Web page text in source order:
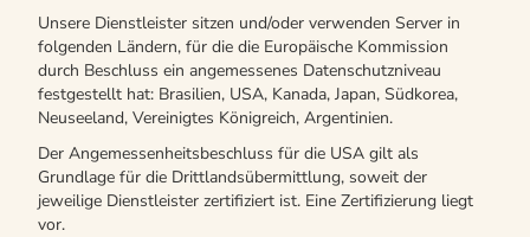
Unsere Dienstleister sitzen und/oder verwenden Server in
folgenden Ländern, für die die Europäische Kommission
durch Beschluss ein angemessenes Datenschutzniveau
festgestellt hat: Brasilien, USA, Kanada, Japan, Südkorea,
Neuseeland, Vereinigtes Königreich, Argentinien.
Der Angemessenheitsbeschluss für die USA gilt als
Grundlage für die Drittlandsübermittlung, soweit der
jeweilige Dienstleister zertifiziert ist. Eine Zertifizierung liegt
vor.